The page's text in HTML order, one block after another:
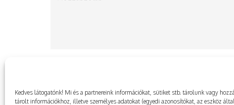
Kedves látogatónk! Mi és a partnereink információkat, sütiket stb. tárolunk vagy
tárolt információkhoz, illetve személyes adatokat (egyedi azonosítókat, az eszköz